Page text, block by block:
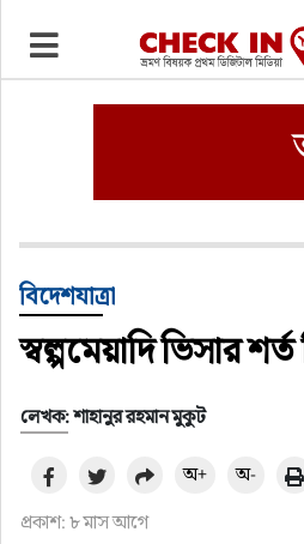
ভ্রমণ
ওটিএ
হোটেল-মোটেল-রিসোর্ট
বিদেশযাত্রা
প্রবাস
বিদেশযাত্রা
স্বল্পমেয়াদি ভিসার
লেখক: শাহানুর রহমান মুকুট
প্রকাশ: ৮ মাস আগে
অ+ অ-